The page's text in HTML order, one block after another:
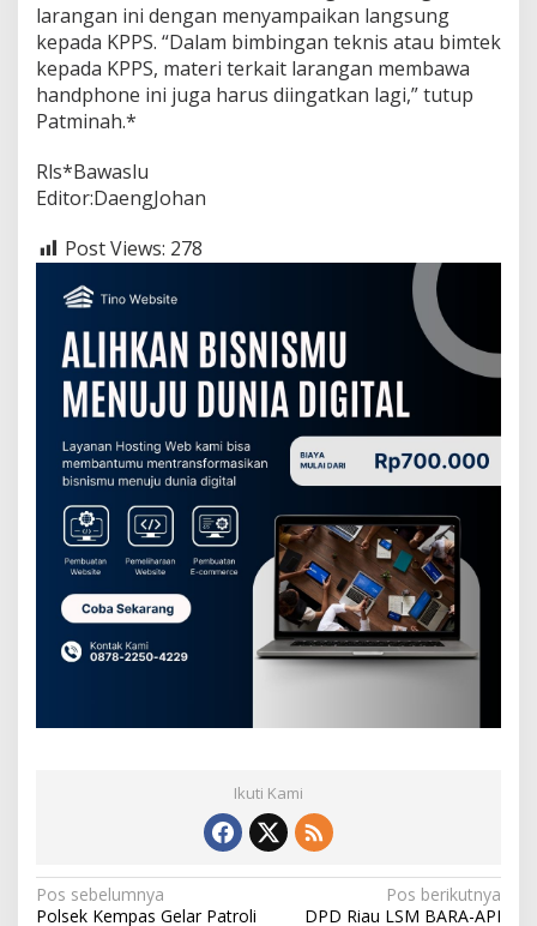
larangan ini dengan menyampaikan langsung
kepada KPPS. “Dalam bimbingan teknis atau bimtek
kepada KPPS, materi terkait larangan membawa
handphone ini juga harus diingatkan lagi,” tutup
Patminah.*
Rls*Bawaslu
Editor:DaengJohan
Post Views: 278
Ikuti Kami
N
Pos sebelumnya
Polsek Kempas Gelar Patroli
Pos berikutnya
DPD Riau LSM BARA-API